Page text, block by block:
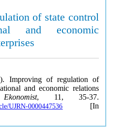
of state control
and economic
Improving of regulation of
and economic relations
Ekonomist, 11, 35-37.
UJRN-0000447536 [In